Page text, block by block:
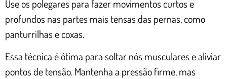
Use os polegares para fazer movimentos curtos e
profundos nas partes mais tensas das pernas, como
panturrilhas e coxas.
Essa técnica é ótima para soltar nós musculares e aliviar
pontos de tensão. Mantenha a pressão firme, mas